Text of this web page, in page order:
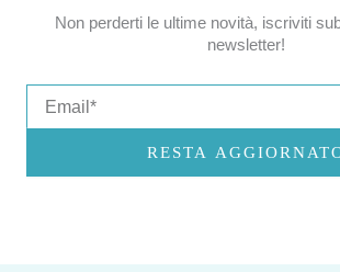
Non perderti le ultime novità, iscriviti
newsletter!
RESTA